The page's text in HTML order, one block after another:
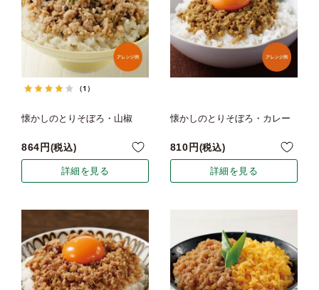
（1）
懐かしのとりそぼろ・山椒
864 税込
詳細を見る
懐かしのとりそぼろ・カレー
810 税込
詳細を見る